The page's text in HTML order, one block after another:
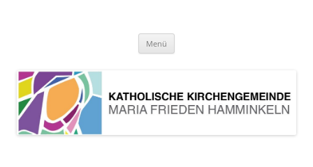
Menü